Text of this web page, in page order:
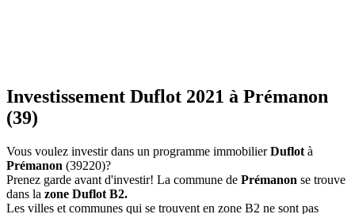
Investissement Duflot 2021 à Prémanon
(39)
Vous voulez investir dans un programme immobilierDuflot à
Prémanon (39220)?
Prenez garde avant d'investir! La commune de Prémanon se trouve
dans la zone Duflot B2.
Les villes et communes qui se trouvent en zone B2 ne sont pas